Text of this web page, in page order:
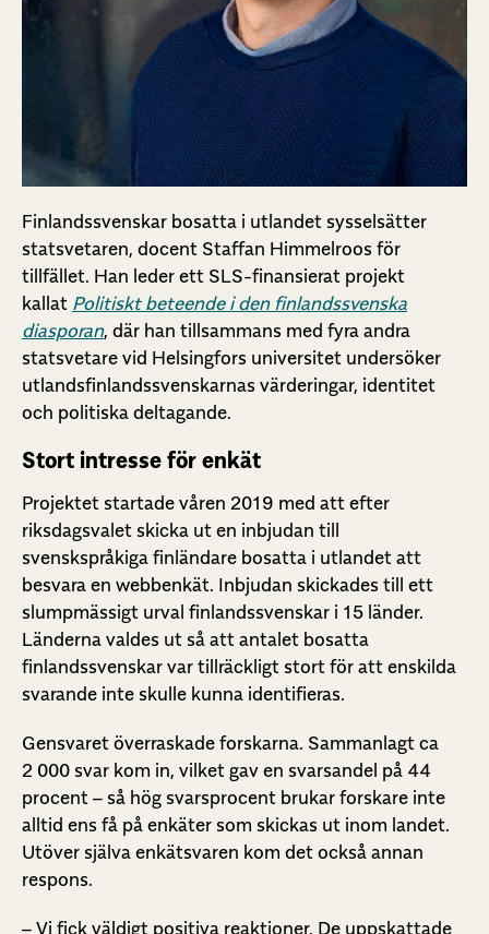
Finlandssvenskar bosatta i utlandet sysselsätter
statsvetaren, docent Staffan Himmelroos för
tillfället. Han leder ett SLS-finansierat projekt
kallat Politiskt beteende i den finlandssvenska
diasporan, där han tillsammans med fyra andra
statsvetare vid Helsingfors universitet undersöker
utlandsfinlandssvenskarnas värderingar, identitet
och politiska deltagande.
Stort intresse för enkät
Projektet startade våren 2019 med att efter
riksdagsvalet skicka ut en inbjudan till
svenskspråkiga finländare bosatta i utlandet att
besvara en webbenkät. Inbjudan skickades till ett
slumpmässigt urval finlandssvenskar i 15 länder.
Länderna valdes ut så att antalet bosatta
finlandssvenskar var tillräckligt stort för att enskilda
svarande inte skulle kunna identifieras.
Gensvaret överraskade forskarna. Sammanlagt ca
2 000 svar kom in, vilket gav en svarsandel på 44
procent – så hög svarsprocent brukar forskare inte
alltid ens få på enkäter som skickas ut inom landet.
Utöver själva enkätsvaren kom det också annan
respons.
– Vi fick väldigt positiva reaktioner. De uppskattade